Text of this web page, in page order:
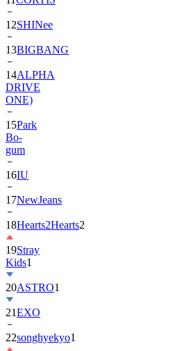
12SHINee
13BIGBANG
14ALPHA
DRIVE
ONE)
15Park
Bo-
gum
16IU
17NewJeans
18Hearts2Hearts2
19Stray
Kids1
20ASTRO1
21EXO
22songhyekyo1